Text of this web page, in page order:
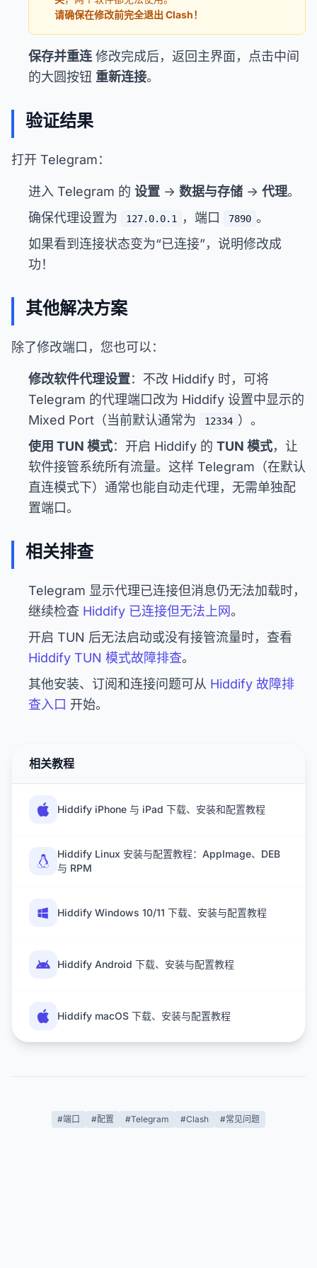
请确保在修改前完全退出 Clash！
保存并重连 修改完成后，返回主界面，点击中间
的大圆按钮 重新连接。
验证结果
打开 Telegram：
进入 Telegram 的 设置 -> 数据与存储 -> 代理。
确保代理设置为
127.0.0.1 ，端口 7890 。
如果看到连接状态变为“已连接”，说明修改成
功！
其他解决方案
除了修改端口，您也可以：
修改软件代理设置：不改 Hiddify 时，可将
Telegram 的代理端口改为 Hiddify 设置中显示的
Mixed Port（当前默认通常为
12334 ）。
使用 TUN 模式：开启 Hiddify 的 TUN 模式，让
软件接管系统所有流量。这样 Telegram（在默认
直连模式下）通常也能自动走代理，无需单独配
置端口。
相关排查
Telegram 显示代理已连接但消息仍无法加载时，
继续检查 Hiddify 已连接但无法上网。
开启 TUN 后无法启动或没有接管流量时，查看
Hiddify TUN 模式故障排查。
其他安装、订阅和连接问题可从 Hiddify 故障排
查入口 开始。
相关教程
Hiddify iPhone 与 iPad 下载、安装和配置教程
Hiddify Linux 安装与配置教程：AppImage、DEB
与 RPM
Hiddify Windows 10/11 下载、安装与配置教程
Hiddify Android 下载、安装与配置教程
Hiddify macOS 下载、安装与配置教程
#端口 #配置 #Telegram #Clash #常见问题